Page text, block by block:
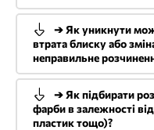
➔ Як уникнути
втрата блиску або
неправильне
➔ Як підбирати
фарби в залежності
пластик тощо)?